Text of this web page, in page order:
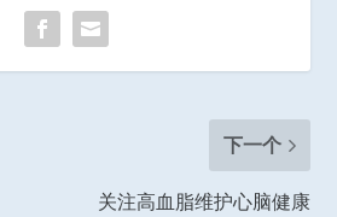
下一个
关注高血脂维护心脑健康